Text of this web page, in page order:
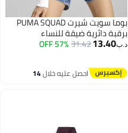
بوما سويت شيرت PUMA SQUAD
برقبة دائرية ضيقة للنساء
د.ب‏13.40
31.42
57% OFF
احصل عليه خلال14